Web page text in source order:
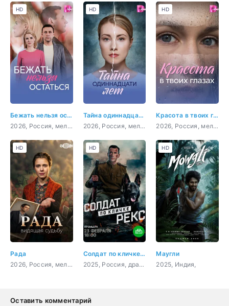
Бежать нельзя остаться
2026, Россия, мелодрама
HD
Тайна одиннадцати лет
2026, Россия, мелодрама
HD
Красота в твоих глазах
2026, Россия, мелодрама
HD
Рада
2026, Россия, мелодрама, детектив, криминал
HD
Солдат по кличке Рекс
2025, Россия, драма, военный
HD
Маугли
2025, Индия,
HD
Оставить комментарий